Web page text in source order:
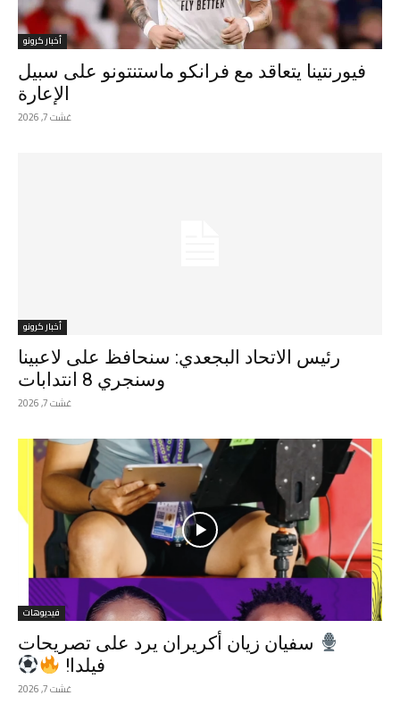
أخبار كرونو
فيورنتينا يتعاقد مع فرانكو ماستنتونو على سبيل
الإعارة
غشت 7, 2026
أخبار كرونو
رئيس الاتحاد البجعدي: سنحافظ على لاعبينا
وسنجري 8 انتدابات
غشت 7, 2026
فيديوهات
سفيان زيان أكريران يرد على تصريحات
فيلدا!
غشت 7, 2026